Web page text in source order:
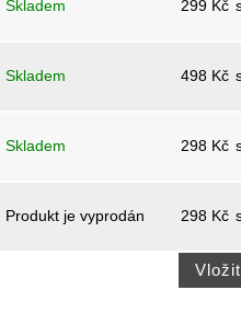
Skladem 299 Kč
Skladem 498 Kč
Skladem 298 Kč
Produkt je vyprodán 298 Kč